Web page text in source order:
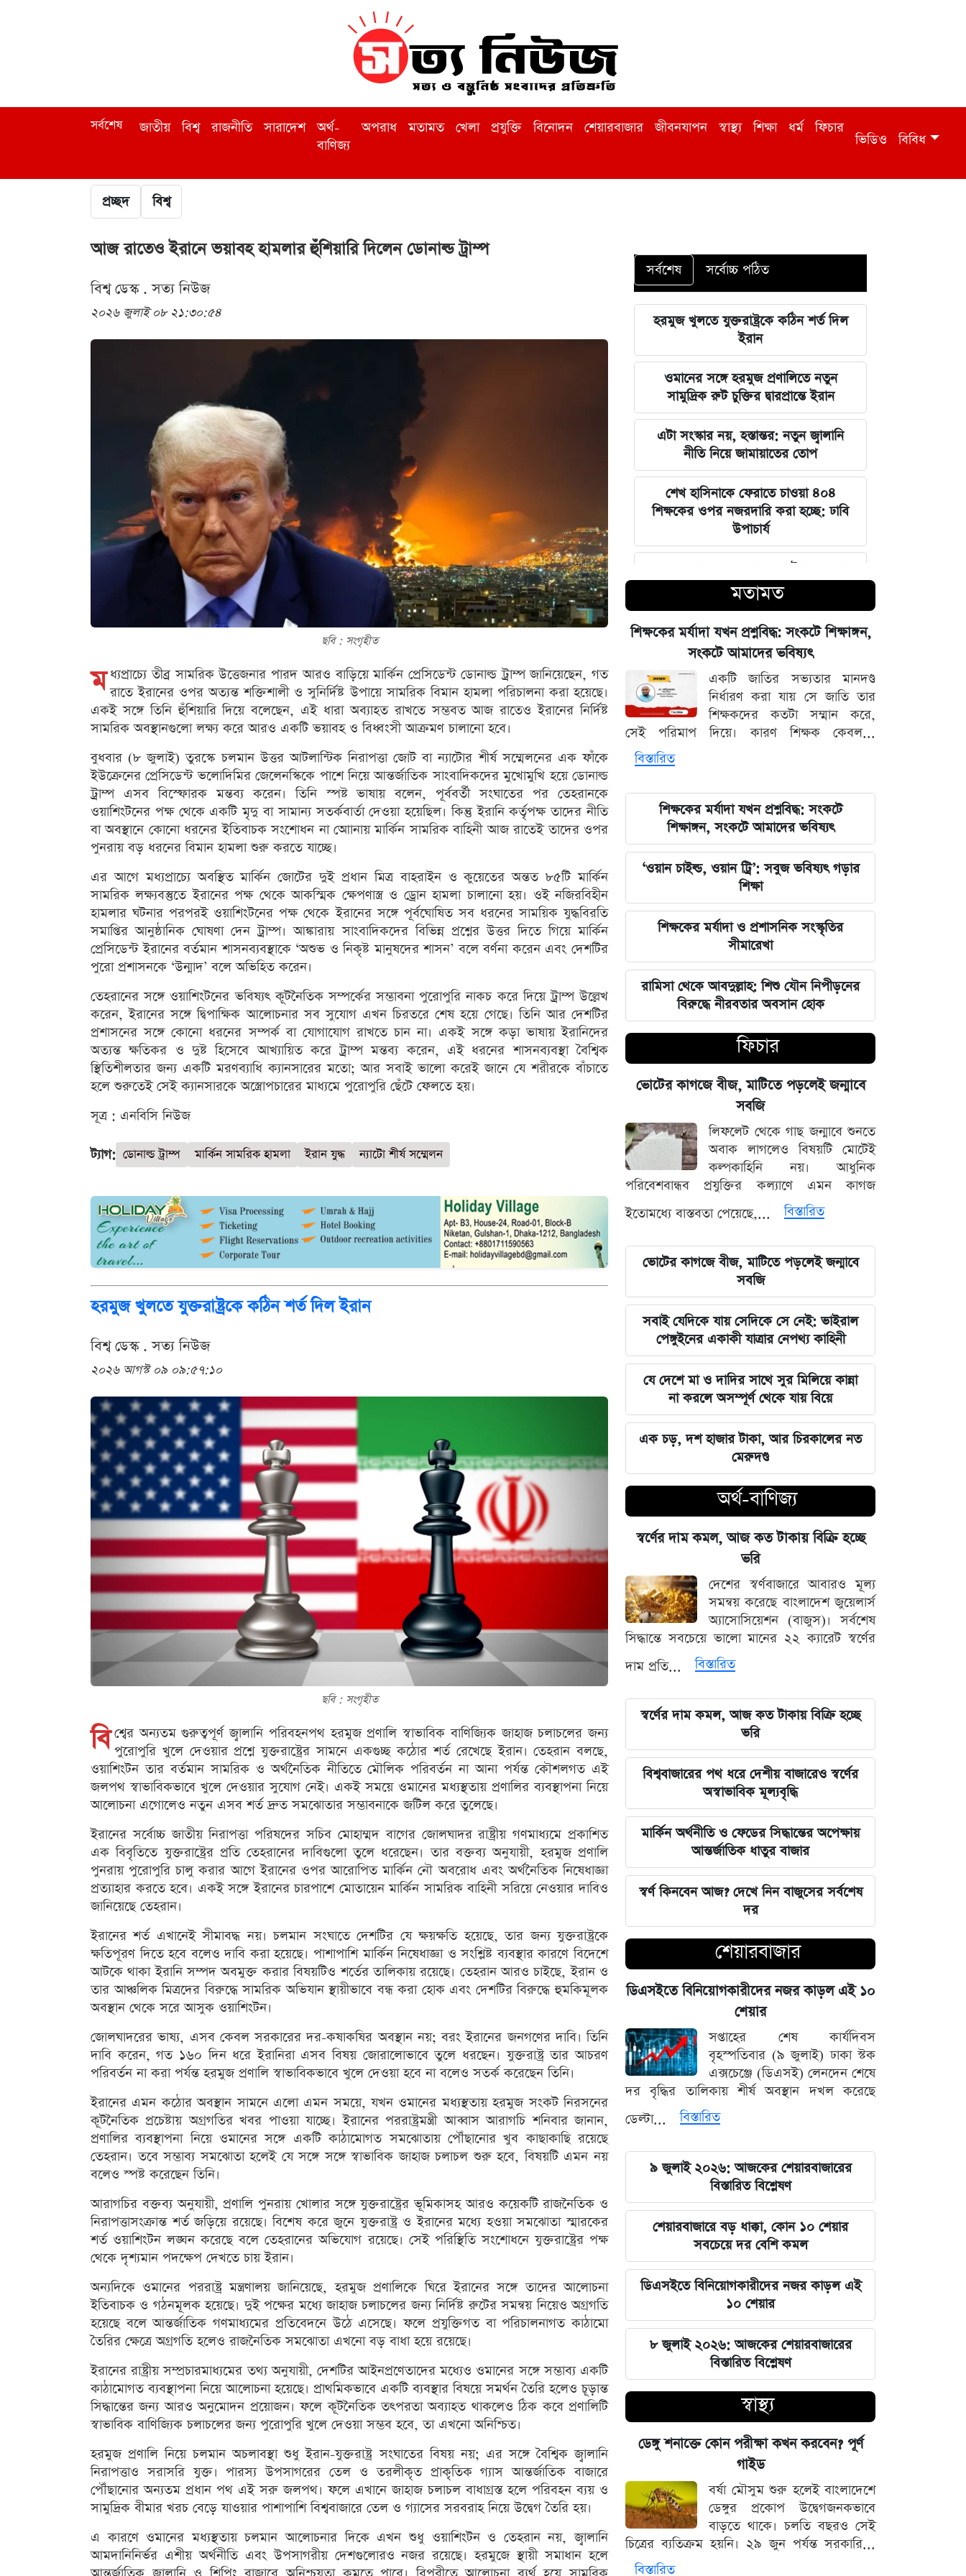
সর্বশেষ জাতীয় বিশ্ব রাজনীতি সারাদেশ
অর্থ-
বাণিজ্য
অপরাধ মতামত খেলা প্রযুক্তি বিনোদন শেয়ারবাজার জীবনযাপন স্বাস্থ্য শিক্ষা ধর্ম ফিচার
ভিডিও বিবিধ
প্রচ্ছদ বিশ্ব
আজ রাতেও ইরানে ভয়াবহ হামলার হুঁশিয়ারি দিলেন ডোনাল্ড ট্রাম্প
বিশ্ব ডেস্ক . সত্য নিউজ
২০২৬ জুলাই ০৮ ২১:৩০:৫৪
ছবি : সংগৃহীত
ম ধ্যপ্রাচ্যে তীব্র সামরিক উত্তেজনার পারদ আরও বাড়িয়ে মার্কিন প্রেসিডেন্ট ডোনাল্ড ট্রাম্প জানিয়েছেন, গত
রাতে ইরানের ওপর অত্যন্ত শক্তিশালী ও সুনির্দিষ্ট উপায়ে সামরিক বিমান হামলা পরিচালনা করা হয়েছে।
একই সঙ্গে তিনি হুঁশিয়ারি দিয়ে বলেছেন, এই ধারা অব্যাহত রাখতে সম্ভবত আজ রাতেও ইরানের নির্দিষ্ট
সামরিক অবস্থানগুলো লক্ষ্য করে আরও একটি ভয়াবহ ও বিধ্বংসী আক্রমণ চালানো হবে।
বুধবার (৮ জুলাই) তুরস্কে চলমান উত্তর আটলান্টিক নিরাপত্তা জোট বা ন্যাটোর শীর্ষ সম্মেলনের এক ফাঁকে
ইউক্রেনের প্রেসিডেন্ট ভলোদিমির জেলেনস্কিকে পাশে নিয়ে আন্তর্জাতিক সাংবাদিকদের মুখোমুখি হয়ে ডোনাল্ড
ট্রাম্প এসব বিস্ফোরক মন্তব্য করেন। তিনি স্পষ্ট ভাষায় বলেন, পূর্ববর্তী সংঘাতের পর তেহরানকে
ওয়াশিংটনের পক্ষ থেকে একটি মৃদু বা সামান্য সতর্কবার্তা দেওয়া হয়েছিল। কিন্তু ইরানি কর্তৃপক্ষ তাদের নীতি
বা অবস্থানে কোনো ধরনের ইতিবাচক সংশোধন না আোনায় মার্কিন সামরিক বাহিনী আজ রাতেই তাদের ওপর
পুনরায় বড় ধরনের বিমান হামলা শুরু করতে যাচ্ছে।
এর আগে মধ্যপ্রাচ্যে অবস্থিত মার্কিন জোটের দুই প্রধান মিত্র বাহরাইন ও কুয়েতের অন্তত ৮৫টি মার্কিন
সামরিক লক্ষ্যবস্তুতে ইরানের পক্ষ থেকে আকস্মিক ক্ষেপণাস্ত্র ও ড্রোন হামলা চালানো হয়। ওই নজিরবিহীন
হামলার ঘটনার পরপরই ওয়াশিংটনের পক্ষ থেকে ইরানের সঙ্গে পূর্বঘোষিত সব ধরনের সাময়িক যুদ্ধবিরতি
সমাপ্তির আনুষ্ঠানিক ঘোষণা দেন ট্রাম্প। আঙ্কারায় সাংবাদিকদের বিভিন্ন প্রশ্নের উত্তর দিতে গিয়ে মার্কিন
প্রেসিডেন্ট ইরানের বর্তমান শাসনব্যবস্থাকে ‘অশুভ ও নিকৃষ্ট মানুষদের শাসন’ বলে বর্ণনা করেন এবং দেশটির
পুরো প্রশাসনকে ‘উন্মাদ’ বলে অভিহিত করেন।
তেহরানের সঙ্গে ওয়াশিংটনের ভবিষ্যৎ কূটনৈতিক সম্পর্কের সম্ভাবনা পুরোপুরি নাকচ করে দিয়ে ট্রাম্প উল্লেখ
করেন, ইরানের সঙ্গে দ্বিপাক্ষিক আলোচনার সব সুযোগ এখন চিরতরে শেষ হয়ে গেছে। তিনি আর দেশটির
প্রশাসনের সঙ্গে কোনো ধরনের সম্পর্ক বা যোগাযোগ রাখতে চান না। একই সঙ্গে কড়া ভাষায় ইরানিদের
অত্যন্ত ক্ষতিকর ও দুষ্ট হিসেবে আখ্যায়িত করে ট্রাম্প মন্তব্য করেন, এই ধরনের শাসনব্যবস্থা বৈশ্বিক
স্থিতিশীলতার জন্য একটি মরণব্যাধি ক্যানসারের মতো; আর সবাই ভালো করেই জানে যে শরীরকে বাঁচাতে
হলে শুরুতেই সেই ক্যানসারকে অস্ত্রোপচারের মাধ্যমে পুরোপুরি ছেঁটে ফেলতে হয়।
সূত্র : এনবিসি নিউজ
ট্যাগ: ডোনাল্ড ট্রাম্প মার্কিন সামরিক হামলা ইরান যুদ্ধ ন্যাটো শীর্ষ সম্মেলন
হরমুজ খুলতে যুক্তরাষ্ট্রকে কঠিন শর্ত দিল ইরান
বিশ্ব ডেস্ক . সত্য নিউজ
২০২৬ আগস্ট ০৯ ০৯:৫৭:১০
ছবি : সংগৃহীত
বি শ্বের অন্যতম গুরুত্বপূর্ণ জ্বালানি পরিবহনপথ হরমুজ প্রণালি স্বাভাবিক বাণিজ্যিক জাহাজ চলাচলের জন্য
পুরোপুরি খুলে দেওয়ার প্রশ্নে যুক্তরাষ্ট্রের সামনে একগুচ্ছ কঠোর শর্ত রেখেছে ইরান। তেহরান বলছে,
ওয়াশিংটন তার বর্তমান সামরিক ও অর্থনৈতিক নীতিতে মৌলিক পরিবর্তন না আনা পর্যন্ত কৌশলগত এই
জলপথ স্বাভাবিকভাবে খুলে দেওয়ার সুযোগ নেই। একই সময়ে ওমানের মধ্যস্থতায় প্রণালির ব্যবস্থাপনা নিয়ে
আলোচনা এগোলেও নতুন এসব শর্ত দ্রুত সমঝোতার সম্ভাবনাকে জটিল করে তুলেছে।
ইরানের সর্বোচ্চ জাতীয় নিরাপত্তা পরিষদের সচিব মোহাম্মদ বাগের জোলঘাদর রাষ্ট্রীয় গণমাধ্যমে প্রকাশিত
এক বিবৃতিতে যুক্তরাষ্ট্রের প্রতি তেহরানের দাবিগুলো তুলে ধরেছেন। তার বক্তব্য অনুযায়ী, হরমুজ প্রণালি
পুনরায় পুরোপুরি চালু করার আগে ইরানের ওপর আরোপিত মার্কিন নৌ অবরোধ এবং অর্থনৈতিক নিষেধাজ্ঞা
প্রত্যাহার করতে হবে। একই সঙ্গে ইরানের চারপাশে মোতায়েন মার্কিন সামরিক বাহিনী সরিয়ে নেওয়ার দাবিও
জানিয়েছে তেহরান।
ইরানের শর্ত এখানেই সীমাবদ্ধ নয়। চলমান সংঘাতে দেশটির যে ক্ষয়ক্ষতি হয়েছে, তার জন্য যুক্তরাষ্ট্রকে
ক্ষতিপূরণ দিতে হবে বলেও দাবি করা হয়েছে। পাশাপাশি মার্কিন নিষেধাজ্ঞা ও সংশ্লিষ্ট ব্যবস্থার কারণে বিদেশে
আটকে থাকা ইরানি সম্পদ অবমুক্ত করার বিষয়টিও শর্তের তালিকায় রয়েছে। তেহরান আরও চাইছে, ইরান ও
তার আঞ্চলিক মিত্রদের বিরুদ্ধে সামরিক অভিযান স্থায়ীভাবে বন্ধ করা হোক এবং দেশটির বিরুদ্ধে হুমকিমূলক
অবস্থান থেকে সরে আসুক ওয়াশিংটন।
জোলঘাদরের ভাষ্য, এসব কেবল সরকারের দর-কষাকষির অবস্থান নয়; বরং ইরানের জনগণের দাবি। তিনি
দাবি করেন, গত ১৬০ দিন ধরে ইরানিরা এসব বিষয় জোরালোভাবে তুলে ধরছেন। যুক্তরাষ্ট্র তার আচরণ
পরিবর্তন না করা পর্যন্ত হরমুজ প্রণালি স্বাভাবিকভাবে খুলে দেওয়া হবে না বলেও সতর্ক করেছেন তিনি।
ইরানের এমন কঠোর অবস্থান সামনে এলো এমন সময়ে, যখন ওমানের মধ্যস্থতায় হরমুজ সংকট নিরসনের
কূটনৈতিক প্রচেষ্টায় অগ্রগতির খবর পাওয়া যাচ্ছে। ইরানের পররাষ্ট্রমন্ত্রী আব্বাস আরাগচি শনিবার জানান,
প্রণালির ব্যবস্থাপনা নিয়ে ওমানের সঙ্গে একটি কাঠামোগত সমঝোতায় পৌঁছানোর খুব কাছাকাছি রয়েছে
তেহরান। তবে সম্ভাব্য সমঝোতা হলেই যে সঙ্গে সঙ্গে স্বাভাবিক জাহাজ চলাচল শুরু হবে, বিষয়টি এমন নয়
বলেও স্পষ্ট করেছেন তিনি।
আরাগচির বক্তব্য অনুযায়ী, প্রণালি পুনরায় খোলার সঙ্গে যুক্তরাষ্ট্রের ভূমিকাসহ আরও কয়েকটি রাজনৈতিক ও
নিরাপত্তাসংক্রান্ত শর্ত জড়িয়ে রয়েছে। বিশেষ করে জুনে যুক্তরাষ্ট্র ও ইরানের মধ্যে হওয়া সমঝোতা স্মারকের
শর্ত ওয়াশিংটন লঙ্ঘন করেছে বলে তেহরানের অভিযোগ রয়েছে। সেই পরিস্থিতি সংশোধনে যুক্তরাষ্ট্রের পক্ষ
থেকে দৃশ্যমান পদক্ষেপ দেখতে চায় ইরান।
অন্যদিকে ওমানের পররাষ্ট্র মন্ত্রণালয় জানিয়েছে, হরমুজ প্রণালিকে ঘিরে ইরানের সঙ্গে তাদের আলোচনা
ইতিবাচক ও গঠনমূলক হয়েছে। দুই পক্ষের মধ্যে জাহাজ চলাচলের জন্য নির্দিষ্ট রুটের সমন্বয় নিয়েও অগ্রগতি
হয়েছে বলে আন্তর্জাতিক গণমাধ্যমের প্রতিবেদনে উঠে এসেছে। ফলে প্রযুক্তিগত বা পরিচালনাগত কাঠামো
তৈরির ক্ষেত্রে অগ্রগতি হলেও রাজনৈতিক সমঝোতা এখনো বড় বাধা হয়ে রয়েছে।
ইরানের রাষ্ট্রীয় সম্প্রচারমাধ্যমের তথ্য অনুযায়ী, দেশটির আইনপ্রণেতাদের মধ্যেও ওমানের সঙ্গে সম্ভাব্য একটি
কাঠামোগত ব্যবস্থাপনা নিয়ে আলোচনা হয়েছে। প্রাথমিকভাবে একটি ব্যবস্থার বিষয়ে সমর্থন তৈরি হলেও চূড়ান্ত
সিদ্ধান্তের জন্য আরও অনুমোদন প্রয়োজন। ফলে কূটনৈতিক তৎপরতা অব্যাহত থাকলেও ঠিক কবে প্রণালিটি
স্বাভাবিক বাণিজ্যিক চলাচলের জন্য পুরোপুরি খুলে দেওয়া সম্ভব হবে, তা এখনো অনিশ্চিত।
হরমুজ প্রণালি নিয়ে চলমান অচলাবস্থা শুধু ইরান-যুক্তরাষ্ট্র সংঘাতের বিষয় নয়; এর সঙ্গে বৈশ্বিক জ্বালানি
নিরাপত্তাও সরাসরি যুক্ত। পারস্য উপসাগরের তেল ও তরলীকৃত প্রাকৃতিক গ্যাস আন্তর্জাতিক বাজারে
পৌঁছানোর অন্যতম প্রধান পথ এই সরু জলপথ। ফলে এখানে জাহাজ চলাচল বাধাগ্রস্ত হলে পরিবহন ব্যয় ও
সামুদ্রিক বীমার খরচ বেড়ে যাওয়ার পাশাপাশি বিশ্ববাজারে তেল ও গ্যাসের সরবরাহ নিয়ে উদ্বেগ তৈরি হয়।
এ কারণে ওমানের মধ্যস্থতায় চলমান আলোচনার দিকে এখন শুধু ওয়াশিংটন ও তেহরান নয়, জ্বালানি
আমদানিনির্ভর এশীয় অর্থনীতি এবং উপসাগরীয় দেশগুলোরও নজর রয়েছে। হরমুজে স্থায়ী সমাধান হলে
সর্বশেষ সর্বোচ্চ পঠিত
হরমুজ খুলতে যুক্তরাষ্ট্রকে কঠিন শর্ত দিল
ইরান
ওমানের সঙ্গে হরমুজ প্রণালিতে নতুন
সামুদ্রিক রুট চুক্তির দ্বারপ্রান্তে ইরান
এটা সংস্কার নয়, হস্তান্তর: নতুন জ্বালানি
নীতি নিয়ে জামায়াতের তোপ
শেখ হাসিনাকে ফেরাতে চাওয়া ৪০৪
শিক্ষকের ওপর নজরদারি করা হচ্ছে: ঢাবি
উপাচার্য
ত্বকের লাবণ্য ধরে রাখতে ভাইরাল হওয়া
ঘরোয়া টোটকার কার্যকারিতা
এসএসসি ও সমমান পরীক্ষা ২০২৬: শিক্ষা
বোর্ডের গুরুত্বপূর্ণ বিজ্ঞপ্তি প্রকাশ
কালিগঞ্জের কৃষ্ণনগরে বসতভিটার বিরোধে
হামলা- ভাঙচুরের অভিযোগ
মিরপুরে মালয়েশিয়াকে হারিয়ে সিরিজে
শুভসূচনা করল বাংলাদেশ এইচপি দল
আর্জেন্টাইন ফুটবল মহাতারকা লিওনেল
মেসির জীবনে নেমে এল গভীর শোক
ফেনী শহরে বহুতল ভবনে চাঞ্চল্যকর ঘটনা,
ছয়তলার কার্নিশ থেকে শিশুকে অক্ষত উদ্ধা
আবহাওয়া অধিদপ্তরের নতুন পূর্বাভাস: সারা
দেশের পরিস্থিতি কেমন থাকবে
ইরান যুদ্ধ থেকে বেরিয়ে আসার পরামর্শ
মার্কিন সামরিক প্রধানের
পুতিনকে কোণঠাসা করতে মার্কিন সিনেটে
বিশাল ভোটে বিল পাস, চাপে ভারত-চীন
রাজনৈতিকভাবে দাফন হয়েছে আওয়ামী লীগ
ও শেখ হাসিনার: সালাহউদ্দিন আহমদ
টিএফআই সেলে সালাহউদ্দিনকে নির্যাতন:
চূড়ান্ত চার্জশিটের পথে ট্রাইব্যুনাল
আগের অপরিকল্পিত সিদ্ধান্তের খেসারত
দিচ্ছে দেশ: প্রধানমন্ত্রী তারেক রহমান
দিল্লির সুরক্ষিত এলাকায় গোপন বৈঠক:
বাংলাদেশে কোন বড় নাশকতার ছক কষছেন
শেখ হাসিনা?
প্রধানমন্ত্রীর চট্টগ্রাম সফর ঘিরে বিএনপিতে
ব্যাপক প্রস্তুতি
শনিবার রাজধানীর যেসব মার্কেট ও
দোকানপাট বন্ধ
স্বর্ণের দাম কমল, আজ কত টাকায় বিক্রি
হচ্ছে ভরি
আজকের নামাজের সময়সূচি, জেনে নিন
পাঁচ ওয়াক্তের সময়
আজ টিভিতে যত খেলা: এলপিএল
ফাইনালসহ জমজমাট সূচি
তুরস্ক-সৌদি-পাকিস্তান চুক্তি কি নতুন
সামরিক জোট? যা বললেন এরদোগান
মানলেই ছাড়
প্রথম mRNA ফ্লু টিকা অনুমোদন, কারা
নিতে পারবেন
স্বর্ণ খাতে বড় সংস্কার, বদলাতে পারে
আমদানি-রপ্তানি নিয়ম
গণমাধ্যম শক্ত হলে গণতন্ত্রও টেকসই হবে:
মির্জা ফখরুল
আগস্টের শেষে চাকরিজীবীদের টানা ৪
দিনের ছুটির সুযোগ
মণিপুরের অমীমাংসিত সীমান্ত নিয়ে ভারত-
মিয়ানমার আলোচনা
সক্রিয় মৌসুমি বায়ুর প্রভাব ও আগামী
সপ্তাহের আবহাওয়ার সার্বিক রূপরেখা
ফ্যাসিবাদের কালো ছায়া তাড়াতে সাংস্কৃতিক
বিপ্লব প্রয়োজন: ডা. শফিকুর রহমান
পরিবর্তন, নতুন আইনের রূপরেখা প্রকাশ
আওয়ামী লীগ আমাদের শত্রু নয় মিত্র, তারা
বিএনপির সঙ্গে মিশে যাবে: নাছির চৌধুরী
এমপি
ঘরে বসেই যেভাবে জানবেন এসএসসির
ফলাফল, ১০ আগস্ট প্রকাশের ঘোষণা
মার্কিন ইমিগ্রেশন সার্ভিস বিভাগে বড়
পরিবর্তন, প্রবাসীদের জন্য জরুরি বার্তা
২০২৩ সালের ইসরায়েলি হামলার ক্ষত:
আড়াই বছর পর উদ্ধার ৪০ শিশুর
দেহাবশেষ
জুলাই শহীদদের কবর বাঁধানোর বরাদ্দও
মেরে খেয়েছে অন্তর্বর্তী সরকার: ইশরাক
হোসেন
শেয়ারবাজারে আর্থিক কেলেঙ্কারির তদন্তের
বড় আপডেট জানাল দুদক
মতামত
শিক্ষকের মর্যাদা যখন প্রশ্নবিদ্ধ: সংকটে শিক্ষাঙ্গন,
সংকটে আমাদের ভবিষ্যৎ
একটি জাতির সভ্যতার মানদণ্ড
নির্ধারণ করা যায় সে জাতি তার
শিক্ষকদের কতটা সম্মান করে,
সেই পরিমাপ দিয়ে। কারণ শিক্ষক কেবল...
বিস্তারিত
শিক্ষকের মর্যাদা যখন প্রশ্নবিদ্ধ: সংকটে
শিক্ষাঙ্গন, সংকটে আমাদের ভবিষ্যৎ
‘ওয়ান চাইল্ড, ওয়ান ট্রি’: সবুজ ভবিষ্যৎ গড়ার
শিক্ষা
শিক্ষকের মর্যাদা ও প্রশাসনিক সংস্কৃতির
সীমারেখা
রামিসা থেকে আবদুল্লাহ: শিশু যৌন নিপীড়নের
বিরুদ্ধে নীরবতার অবসান হোক
ফিচার
ভোটের কাগজে বীজ, মাটিতে পড়লেই জন্মাবে
সবজি
লিফলেট থেকে গাছ জন্মাবে শুনতে
অবাক লাগলেও বিষয়টি মোটেই
কল্পকাহিনি নয়। আধুনিক
পরিবেশবান্ধব প্রযুক্তির কল্যাণে এমন কাগজ
ইতোমধ্যে বাস্তবতা পেয়েছে,...
বিস্তারিত
ভোটের কাগজে বীজ, মাটিতে পড়লেই জন্মাবে
সবজি
সবাই যেদিকে যায় সেদিকে সে নেই: ভাইরাল
পেঙ্গুইনের একাকী যাত্রার নেপথ্য কাহিনী
যে দেশে মা ও দাদির সাথে সুর মিলিয়ে কান্না
না করলে অসম্পূর্ণ থেকে যায় বিয়ে
এক চড়, দশ হাজার টাকা, আর চিরকালের নত
মেরুদণ্ড
অর্থ-বাণিজ্য
স্বর্ণের দাম কমল, আজ কত টাকায় বিক্রি হচ্ছে
ভরি
দেশের স্বর্ণবাজারে আবারও মূল্য
সমন্বয় করেছে বাংলাদেশ জুয়েলার্স
অ্যাসোসিয়েশন (বাজুস)। সর্বশেষ
সিদ্ধান্তে সবচেয়ে ভালো মানের ২২ ক্যারেট স্বর্ণের
দাম প্রতি...
বিস্তারিত
স্বর্ণের দাম কমল, আজ কত টাকায় বিক্রি হচ্ছে
ভরি
বিশ্ববাজারের পথ ধরে দেশীয় বাজারেও স্বর্ণের
অস্বাভাবিক মূল্যবৃদ্ধি
মার্কিন অর্থনীতি ও ফেডের সিদ্ধান্তের অপেক্ষায়
আন্তর্জাতিক ধাতুর বাজার
স্বর্ণ কিনবেন আজ? দেখে নিন বাজুসের সর্বশেষ
দর
শেয়ারবাজার
ডিএসইতে বিনিয়োগকারীদের নজর কাড়ল এই ১০
শেয়ার
সপ্তাহের শেষ কার্যদিবস
বৃহস্পতিবার (৯ জুলাই) ঢাকা স্টক
এক্সচেঞ্জে (ডিএসই) লেনদেন শেষে
দর বৃদ্ধির তালিকায় শীর্ষ অবস্থান দখল করেছে
ডেল্টা...
বিস্তারিত
৯ জুলাই ২০২৬: আজকের শেয়ারবাজারের
বিস্তারিত বিশ্লেষণ
শেয়ারবাজারে বড় ধাক্কা, কোন ১০ শেয়ার
সবচেয়ে দর বেশি কমল
ডিএসইতে বিনিয়োগকারীদের নজর কাড়ল এই
১০ শেয়ার
৮ জুলাই ২০২৬: আজকের শেয়ারবাজারের
বিস্তারিত বিশ্লেষণ
স্বাস্থ্য
ডেঙ্গু শনাক্তে কোন পরীক্ষা কখন করবেন? পূর্ণ
গাইড
বর্ষা মৌসুম শুরু হলেই বাংলাদেশে
ডেঙ্গুর প্রকোপ উদ্বেগজনকভাবে
বাড়তে থাকে। চলতি বছরও সেই
চিত্রের ব্যতিক্রম হয়নি। ২৯ জুন পর্যন্ত সরকারি...
বিস্তারিত